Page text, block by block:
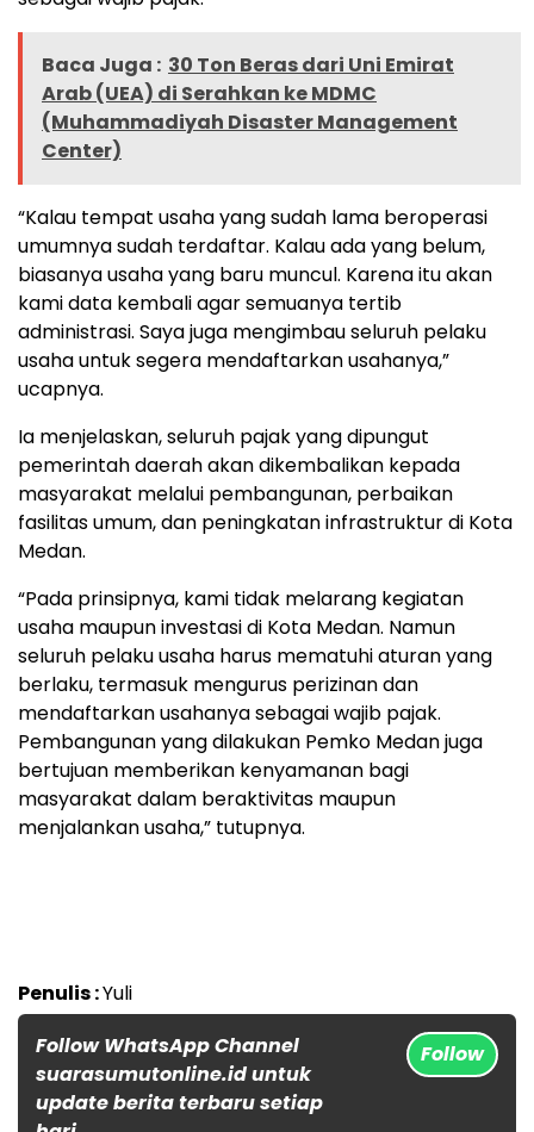
Baca Juga : 30 Ton Beras dari Uni Emirat
Arab (UEA) di Serahkan ke MDMC
(Muhammadiyah Disaster Management
Center)
“Kalau tempat usaha yang sudah lama beroperasi
umumnya sudah terdaftar. Kalau ada yang belum,
biasanya usaha yang baru muncul. Karena itu akan
kami data kembali agar semuanya tertib
administrasi. Saya juga mengimbau seluruh pelaku
usaha untuk segera mendaftarkan usahanya,”
ucapnya.
Ia menjelaskan, seluruh pajak yang dipungut
pemerintah daerah akan dikembalikan kepada
masyarakat melalui pembangunan, perbaikan
fasilitas umum, dan peningkatan infrastruktur di Kota
Medan.
“Pada prinsipnya, kami tidak melarang kegiatan
usaha maupun investasi di Kota Medan. Namun
seluruh pelaku usaha harus mematuhi aturan yang
berlaku, termasuk mengurus perizinan dan
mendaftarkan usahanya sebagai wajib pajak.
Pembangunan yang dilakukan Pemko Medan juga
bertujuan memberikan kenyamanan bagi
masyarakat dalam beraktivitas maupun
menjalankan usaha,” tutupnya.
Penulis :Yuli
Follow WhatsApp Channel
suarasumutonline.id untuk
update berita terbaru setiap
Follow